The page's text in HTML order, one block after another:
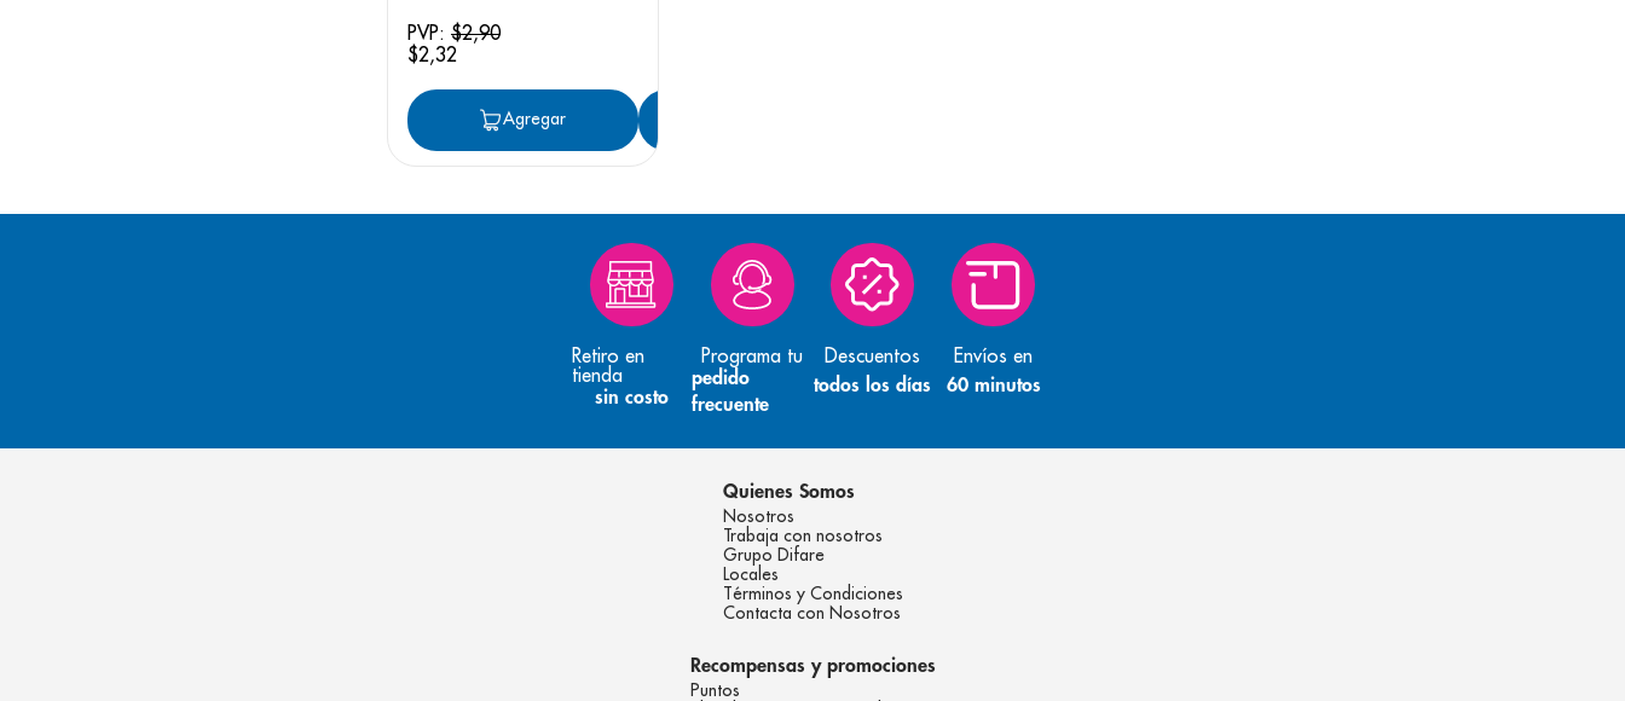
PVP: $2,90
$2,32
Agregar
Retiro en
tienda
sin costo
Programa tu
pedido
frecuente
Descuentos
todos los días
Envíos en
60 minutos
Quienes Somos
Nosotros
Trabaja con nosotros
Grupo Difare
Locales
Términos y Condiciones
Contacta con Nosotros
Recompensas y promociones
Puntos